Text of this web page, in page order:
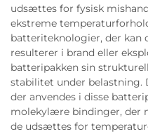
udsættes for fysisk
ekstreme
batteriteknologier, der kan
resulterer i brand eller
batteripakken sin
stabilitet under belastning.
der anvendes i disse
molekylære bindinger, der
de udsættes for